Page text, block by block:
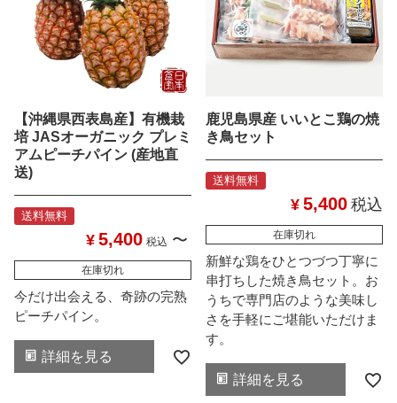
【沖縄県西表島産】有機栽
培 JASオーガニック プレミ
アムピーチパイン (産地直
送)
送料無料
¥ 5,400 税込 〜
在庫切れ
今だけ出会える、奇跡の完熟
ピーチパイン。
詳細を見る
鹿児島県産 いいとこ鶏の焼
き鳥セット
送料無料
¥ 5,400 税込
在庫切れ
新鮮な鶏をひとつづつ丁寧に
串打ちした焼き鳥セット。お
うちで専門店のような美味し
さを手軽にご堪能いただけま
す。
詳細を見る